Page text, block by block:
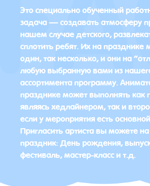
Это специально обученный
задача — создавать атмосферу
нашем случае детского,
сплотить ребят. Их на
один, так несколько, и они на
любую выбранную вами из
ассортимента программу.
празднике может выполнять как
являясь хедлайнером, так и
если у мероприятия есть
Пригласить артиста вы можете
праздник: День рождения,
фестиваль, мастер-класс и т.д.